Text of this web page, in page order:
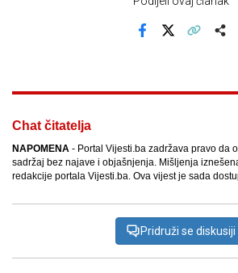
Chat čitatelja
NAPOMENA - Portal Vijesti.ba zadržava pravo da
sadržaj bez najave i objašnjenja. Mišljenja
redakcije portala Vijesti.ba. Ova vijest je sada
Pridruži se diskusiji